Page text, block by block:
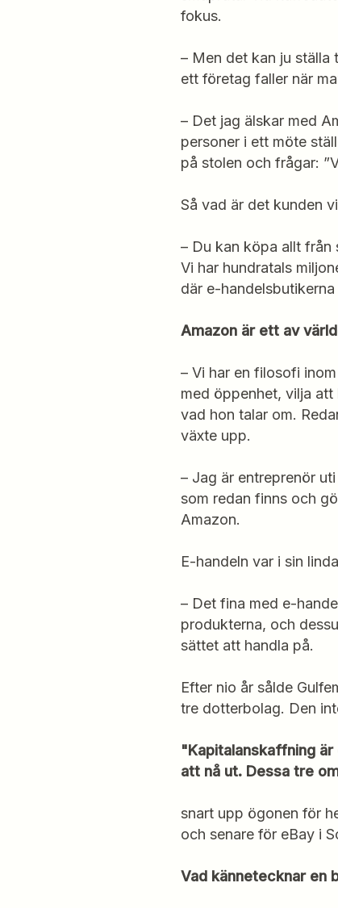
fokus.
– Men det kan ju
ett företag faller när
– Det jag älskar med
personer i ett möte
på stolen och frågar:
Så vad är det kunden
– Du kan köpa allt
Vi har hundratals
där e-
Amazon är ett av
– Vi har en filosofi
med öppenhet, vilja
vad hon talar om.
växte upp.
– Jag är entreprenör
som redan finns och
Amazon.
E-handeln var i sin
– Det fina med e-
produkterna, och
sättet att handla på.
Efter nio år sålde
tre dotterbolag. Den
"Kapitalanskaffning
att nå ut. Dessa tre
snart upp ögonen för
och senare för eBay i
Vad kännetecknar en